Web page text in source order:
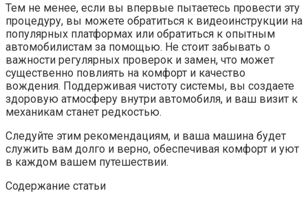
Тем не менее, если вы впервые пытаетесь провести эту
процедуру, вы можете обратиться к видеоинструкции на
популярных платформах или обратиться к опытным
автомобилистам за помощью. Не стоит забывать о
важности регулярных проверок и замен, что может
существенно повлиять на комфорт и качество
вождения. Поддерживая чистоту системы, вы создаете
здоровую атмосферу внутри автомобиля, и ваш визит к
механикам станет редкостью.
Следуйте этим рекомендациям, и ваша машина будет
служить вам долго и верно, обеспечивая комфорт и уют
в каждом вашем путешествии.
Содержание статьи